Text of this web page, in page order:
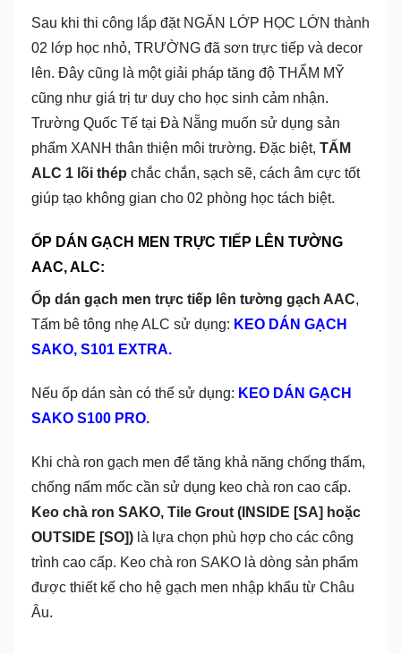
Sau khi thi công lắp đặt NGĂN LỚP HỌC LỚN thành
02 lớp học nhỏ, TRƯỜNG đã sơn trực tiếp và decor
lên. Đây cũng là một giải pháp tăng độ THẨM MỸ
cũng như giá trị tư duy cho học sinh cảm nhận.
Trường Quốc Tế tại Đà Nẵng muốn sử dụng sản
phẩm XANH thân thiện môi trường. Đặc biệt, TẤM
ALC 1 lõi thép chắc chắn, sạch sẽ, cách âm cực tốt
giúp tạo không gian cho 02 phòng học tách biệt.
ỐP DÁN GẠCH MEN TRỰC TIẾP LÊN TƯỜNG
AAC, ALC:
Ốp dán gạch men trực tiếp lên tường gạch AAC,
Tấm bê tông nhẹ ALC sử dụng: KEO DÁN GẠCH
SAKO, S101 EXTRA.
Nếu ốp dán sàn có thể sử dụng: KEO DÁN GẠCH
SAKO S100 PRO.
Khi chà ron gạch men để tăng khả năng chống thấm,
chống nấm mốc cần sử dụng keo chà ron cao cấp.
Keo chà ron SAKO, Tile Grout (INSIDE [SA] hoặc
OUTSIDE [SO]) là lựa chọn phù hợp cho các công
trình cao cấp. Keo chà ron SAKO là dòng sản phẩm
được thiết kế cho hệ gạch men nhập khẩu từ Châu
Âu.